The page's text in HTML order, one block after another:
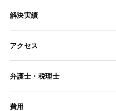
解決実績
アクセス
弁護士・税理士
費用